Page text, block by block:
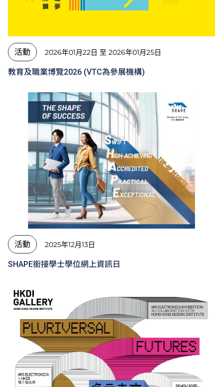
活動 2026年01月22日 至 2026年01月25日
教育及職業博覽2026 (VTC為參展機構)
活動 2025年12月13日
SHAPE銜接學士學位網上資訊日